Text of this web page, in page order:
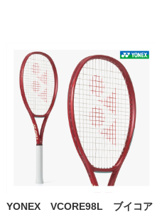
YONEX VCORE98L ブイコア